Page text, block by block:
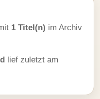
1 Titel(n) im Archiv
lief zuletzt am